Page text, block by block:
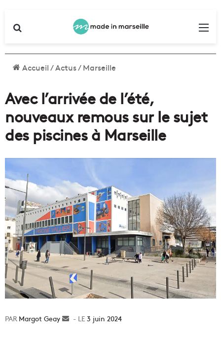
Accueil/Actus/Marseille
Avec l’arrivée de l’été,
nouveaux remous sur le sujet
des piscines à Marseille
Margot Geay
Envoyer3 juin 2024